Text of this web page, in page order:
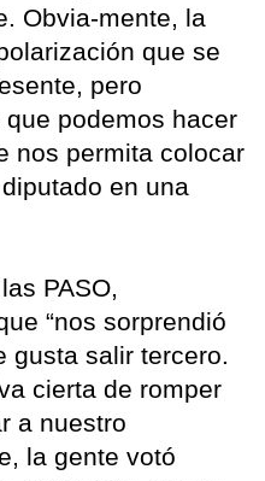
Obvia-mente, la
que se
pero
podemos hacer
nos permita colocar
en una
PASO,
“nos sorprendió
gusta salir tercero.
cierta de romper
a nuestro
la gente votó